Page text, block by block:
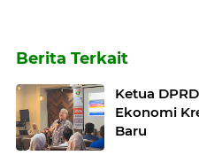
Berita Terkait
Ketua
Ekonomi Kreatif Motor
Baru